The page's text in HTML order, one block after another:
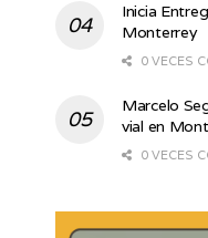
Inicia
Monterrey
0 VECES
Marcelo
vial en
0 VECES